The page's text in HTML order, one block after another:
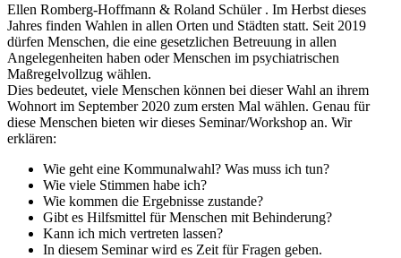
Ellen Romberg-Hoffmann & Roland Schüler . Im Herbst dieses
Jahres finden Wahlen in allen Orten und Städten statt. Seit 2019
dürfen Menschen, die eine gesetzlichen Betreuung in allen
Angelegenheiten haben oder Menschen im psychiatrischen
Maßregelvollzug wählen.
Dies bedeutet, viele Menschen können bei dieser Wahl an ihrem
Wohnort im September 2020 zum ersten Mal wählen. Genau für
diese Menschen bieten wir dieses Seminar/Workshop an. Wir
erklären:
Wie geht eine Kommunalwahl? Was muss ich tun?
Wie viele Stimmen habe ich?
Wie kommen die Ergebnisse zustande?
Gibt es Hilfsmittel für Menschen mit Behinderung?
Kann ich mich vertreten lassen?
In diesem Seminar wird es Zeit für Fragen geben.